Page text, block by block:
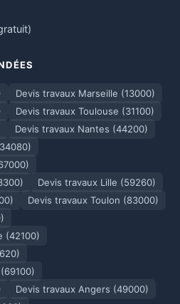
Devis travaux Marseille (13000)
Devis travaux Toulouse (31100)
Devis travaux Nantes (44200)
Devis travaux Lille (59260)
Devis travaux Toulon (83000)
(42100)
Devis travaux Angers (49000)